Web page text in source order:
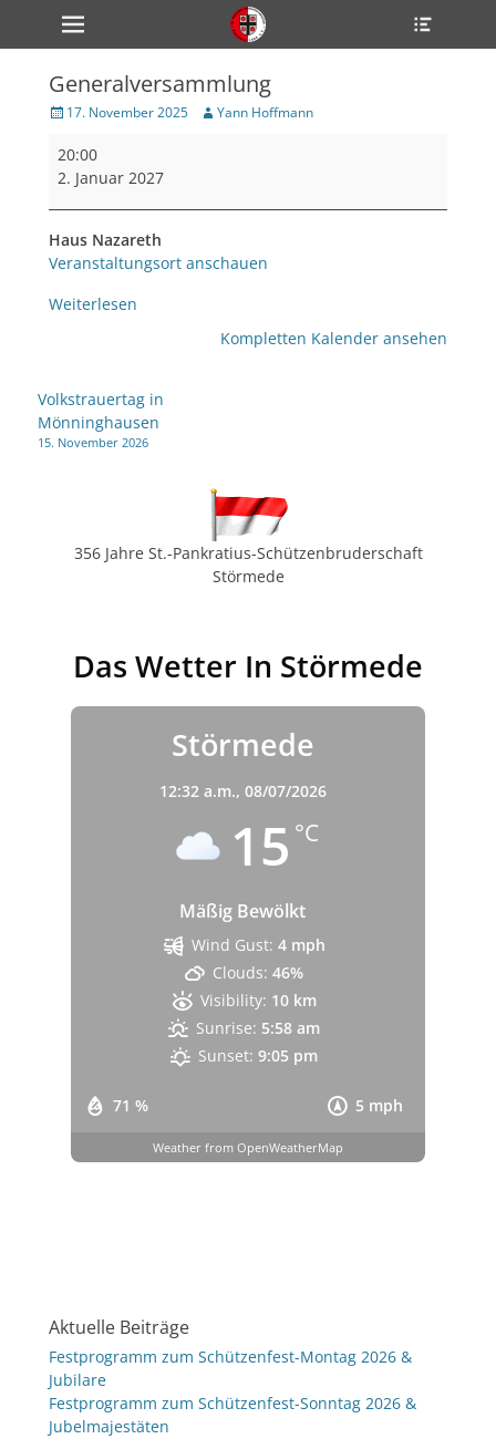
zum
Inhalt
Primärmenü
Generalversammlung
Veröffentlicht
17. November 2025 Author
Yann Hoffmann
Generalversammlung
20:00
2. Januar 2027
Haus Nazareth
Veranstaltungsort anschauen
Weiterlesen
Kompletten Kalender ansehen
Beitragsnavigation
Volkstrauertag in
Mönninghausen
15. November 2026
356 Jahre St.-Pankratius-Schützenbruderschaft
Störmede
Das Wetter In Störmede
Störmede
12:32 a.m., 08/07/2026
15 °C
Mäßig Bewölkt
71 % 5 mph
Wind Gust: 4 mph
Clouds: 46%
Visibility: 10 km
Sunrise: 5:58 am
Sunset: 9:05 pm
Weather from OpenWeatherMap
Aktuelle Beiträge
Festprogramm zum Schützenfest-Montag 2026 &
Jubilare
Festprogramm zum Schützenfest-Sonntag 2026 &
Jubelmajestäten